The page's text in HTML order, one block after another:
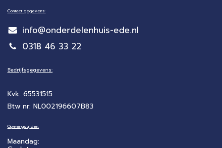
Contact gegevens:
info@onderdelenhuis-ede.nl
0318 46 33 22
Bedrijfsgegevens:
Kvk: 65531515
Btw nr: NL002196607B83
Openingstijden:
Maandag: